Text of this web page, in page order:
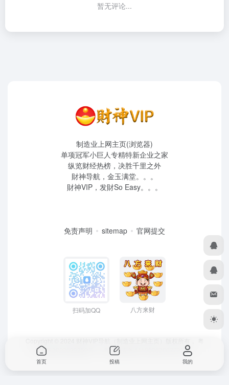
暂无评论...
制造业上网主页(浏览器)
单项冠军小巨人专精特新企业之家
纵览财经热榜，决胜千里之外
財神导航，金玉满堂。。。
財神VIP，发財So Easy。。。
免责声明 sitemap 官网提交
扫码加QQ 八方来财
ICP备2022039259号
、 粤公网安备44190002007732号
首页 投稿 我的